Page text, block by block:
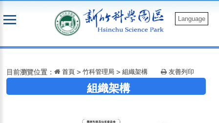
到
Language
目前瀏覽位置： 首頁 >竹科管理局 >組織架構 友善列印
組織架構